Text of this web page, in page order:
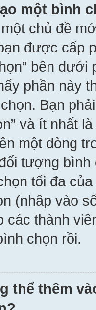
một bình
chủ đề
được cấp
bên
phần này
Bạn
và ít nhất
một dòng
tượng
tối đa
(nhập vào
các thành
chọn rồi.
thể thêm